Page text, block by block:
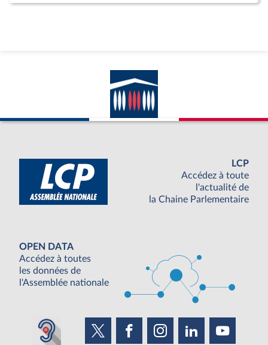
LCP
Accédez à toute
l'actualité de
la Chaine Parlementaire
OPEN DATA
Accédez à toutes
les données de
l'Assemblée nationale